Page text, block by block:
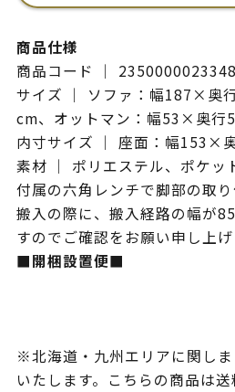
商品仕様
商品コード ｜ 2350000023348
サイズ ｜ ソファ：幅187×奥
cm、オットマン：幅53×奥
内寸サイズ ｜ 座面：幅153×
素材 ｜ ポリエステル、ポケッ
付属の六角レンチで脚部の取
搬入の際に、搬入経路の幅が
すのでご確認をお願い申し上げ
■開梱設置便■
※北海道・九州エリアに関し
いたします。こちらの商品は送